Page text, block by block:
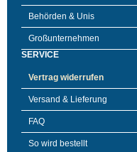
Behörden & Unis
Großunternehmen
SERVICE
Vertrag widerrufen
Versand & Lieferung
FAQ
So wird bestellt